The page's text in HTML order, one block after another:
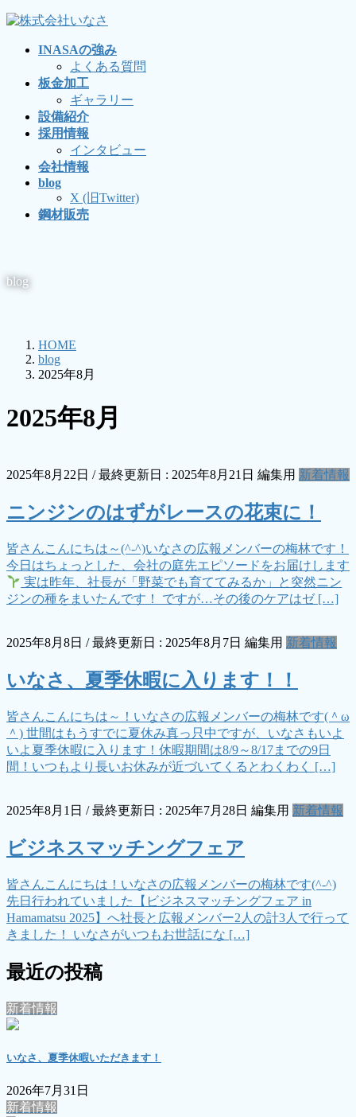
コ
ナ
INASAの強み
よくある質問
板金加工
ギャラリー
設備紹介
採用情報
インタビュー
会社情報
blog
X (旧Twitter)
鋼材販売
blog
HOME
blog
2025年8月
2025年8月
2025年8月22日 / 最終更新日 : 2025年8月21日 編集用 新着情報
ニンジンのはずがレースの花束に！
皆さんこんにちは～(^-^)いなさの広報メンバーの梅林です！
今日はちょっとした、会社の庭先エピソードをお届けします
実は昨年、社長が「野菜でも育ててみるか」と突然ニン
ジンの種をまいたんです！ ですが…その後のケアはゼ […]
2025年8月8日 / 最終更新日 : 2025年8月7日 編集用 新着情報
いなさ、夏季休暇に入ります！！
皆さんこんにちは～！いなさの広報メンバーの梅林です(＾ω
＾) 世間はもうすでに夏休み真っ只中ですが、いなさもいよ
いよ夏季休暇に入ります！休暇期間は8/9～8/17までの9日
間！いつもより長いお休みが近づいてくるとわくわく […]
2025年8月1日 / 最終更新日 : 2025年7月28日 編集用 新着情報
ビジネスマッチングフェア
皆さんこんにちは！いなさの広報メンバーの梅林です(^-^)
先日行われていました【ビジネスマッチングフェア in
Hamamatsu 2025】へ社長と広報メンバー2人の計3人で行って
きました！ いなさがいつもお世話にな […]
最近の投稿
新着情報
いなさ、夏季休暇いただきます！
2026年7月31日
新着情報